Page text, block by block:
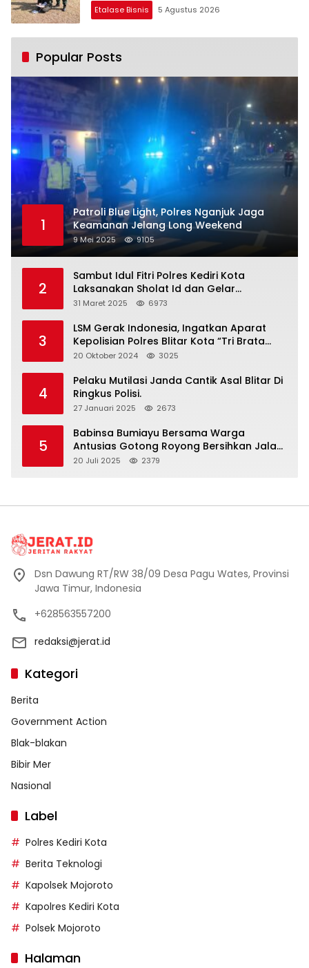
Etalase Bisnis 5 Agustus 2026
Popular Posts
1
Patroli Blue Light, Polres Nganjuk Jaga
Keamanan Jelang Long Weekend
9 Mei 2025 9105
2
Sambut Idul Fitri Polres Kediri Kota
Laksanakan Sholat Id dan Gelar
Halalbihalal
31 Maret 2025 6973
3
LSM Gerak Indonesia, Ingatkan Aparat
Kepolisian Polres Blitar Kota “Tri Brata
Polri” Harus Diamalkan
20 Oktober 2024 3025
4
Pelaku Mutilasi Janda Cantik Asal Blitar Di
Ringkus Polisi.
27 Januari 2025 2673
5
Babinsa Bumiayu Bersama Warga
Antusias Gotong Royong Bersihkan Jalan
Dusun Banaran
20 Juli 2025 2379
Dsn Dawung RT/RW 38/09 Desa Pagu Wates, Provinsi
Jawa Timur, Indonesia
+628563557200
redaksi@jerat.id
Kategori
Berita
Government Action
Blak-blakan
Bibir Mer
Nasional
Label
Polres Kediri Kota
Berita Teknologi
Kapolsek Mojoroto
Kapolres Kediri Kota
Polsek Mojoroto
Halaman